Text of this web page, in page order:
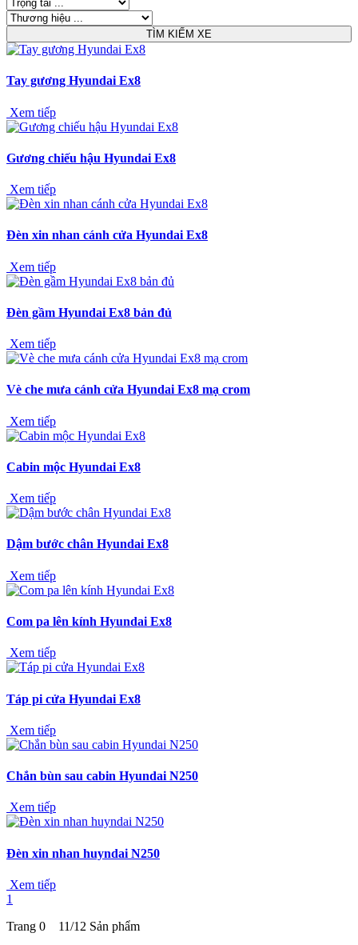
Tay gương Hyundai Ex8
Xem tiếp
Gương chiếu hậu Hyundai Ex8
Xem tiếp
Đèn xin nhan cánh cửa Hyundai Ex8
Xem tiếp
Đèn gầm Hyundai Ex8 bản đủ
Xem tiếp
Vè che mưa cánh cửa Hyundai Ex8 mạ crom
Xem tiếp
Cabin mộc Hyundai Ex8
Xem tiếp
Dậm bước chân Hyundai Ex8
Xem tiếp
Com pa lên kính Hyundai Ex8
Xem tiếp
Táp pi cửa Hyundai Ex8
Xem tiếp
Chắn bùn sau cabin Hyundai N250
Xem tiếp
Đèn xin nhan huyndai N250
Xem tiếp
1
Trang 0 11/12 Sản phẩm